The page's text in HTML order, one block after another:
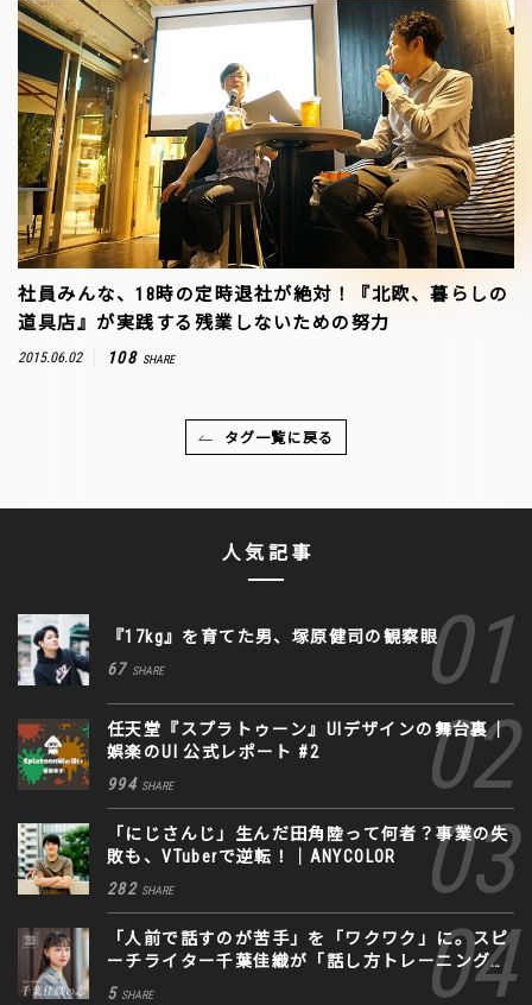
社員みんな、18時の定時退社が絶対！『北欧、暮らしの
道具店』が実践する残業しないための努力
2015.06.02 108 SHARE
タグ一覧に戻る
人気記事
『17kg』を育てた男、塚原健司の観察眼
67 SHARE
任天堂『スプラトゥーン』UIデザインの舞台裏｜
娯楽のUI 公式レポート #2
994 SHARE
「にじさんじ」生んだ田角陸って何者？事業の失
敗も、VTuberで逆転！｜ANYCOLOR
282 SHARE
「人前で話すのが苦手」を「ワクワク」に。スピ
ーチライター千葉佳織が「話し方トレーニング」
に込めた思い
5 SHARE